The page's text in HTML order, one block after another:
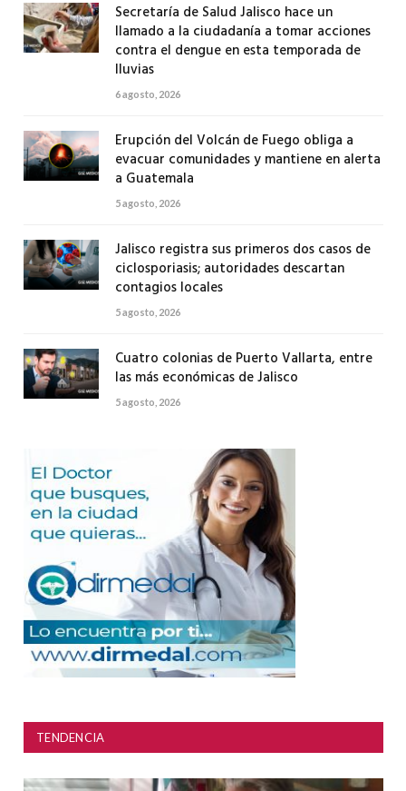
Secretaría de Salud Jalisco hace un
llamado a la ciudadanía a tomar acciones
contra el dengue en esta temporada de
lluvias
6 agosto, 2026
Erupción del Volcán de Fuego obliga a
evacuar comunidades y mantiene en alerta
a Guatemala
5 agosto, 2026
Jalisco registra sus primeros dos casos de
ciclosporiasis; autoridades descartan
contagios locales
5 agosto, 2026
Cuatro colonias de Puerto Vallarta, entre
las más económicas de Jalisco
5 agosto, 2026
TENDENCIA